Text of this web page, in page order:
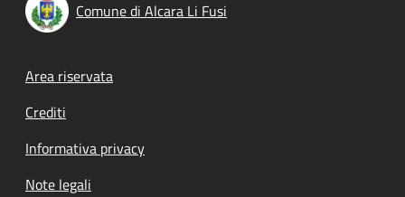
Comune di Alcara Li Fusi
Footer menu
Area riservata
Crediti
Informativa privacy
Note legali